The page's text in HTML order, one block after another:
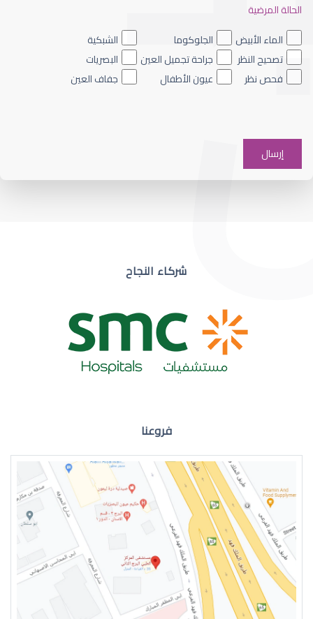
ضعف نظر العين اليسرى
ضعف نظر مفاجئ
ضعف نظر في العين اليسرى
الحالة المرضية
الماء الأبيض
الجلوكوما
الشبكية
تصحيح النظر
جراحة تجميل العين
البصريات
فحص نظر
عيون الأطفال جفاف العين
شركاء النجاح
فروعنا